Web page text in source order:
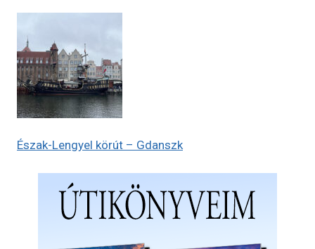
Észak-Lengyel körút – Gdanszk